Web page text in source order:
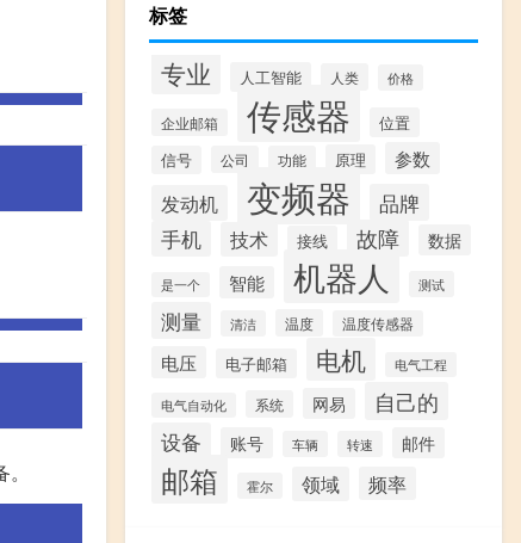
标签
专业 人工智能 人类 价格
企业邮箱 传感器 位置
信号 公司 功能 原理 参数
发动机 变频器 品牌
手机 技术 接线 故障 数据
是一个 智能 机器人 测试
测量 清洁 温度 温度传感器
电压 电子邮箱 电机 电气工程
电气自动化 系统 网易 自己的
设备 账号 车辆 转速 邮件
邮箱 霍尔 领域 频率